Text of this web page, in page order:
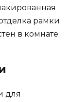
рамки
в комнате.
для